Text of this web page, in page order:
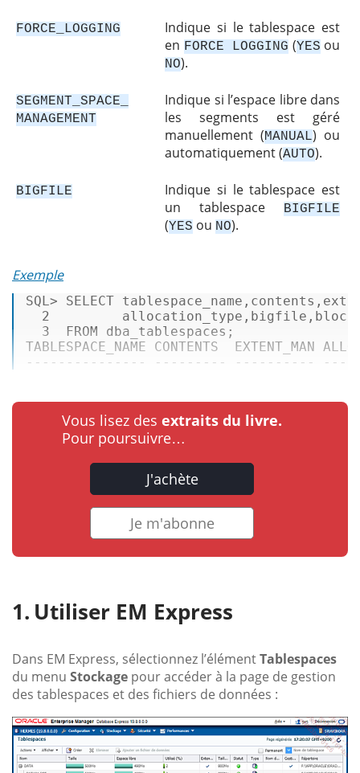
FORCE_LOGGING
Indique si le tablespace est
en FORCE LOGGING (YESou
NO).
SEGMENT_SPACE_
MANAGEMENT
Indique si l’espace libre dans
les segments est géré
manuellement (MANUAL) ou
automatiquement (AUTO).
BIGFILE
Indique si le tablespace est
un tablespace
BIGFILE
(YES ou NO).
Exemple
SQL> SELECT
2
3
FROM dba_tablespaces;
--------------- --------- ----------
Vous lisez des extraits du livre.
Pour poursuivre…
J'achète
Je m'abonne
Utiliser EM Express
Dans EM Express, sélectionnez l’élémentTablespaces
du menu Stockage pour accéder à la page de gestion
des tablespaces et des fichiers de données :